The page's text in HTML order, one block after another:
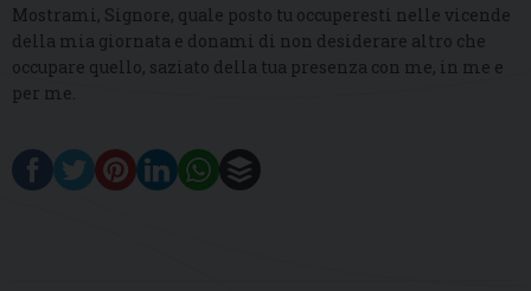
Mostrami, Signore, quale posto tu occuperesti nelle vicende
della mia giornata e donami di non desiderare altro che
occupare quello, saziato della tua presenza con me, in me e
per me.